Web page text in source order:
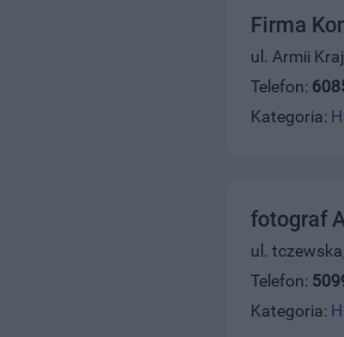
Firma
ul. Armii
Telefon:
Kategoria:
fotograf
ul.
Telefon:
Kategoria: